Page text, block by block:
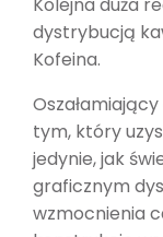
dystrybucją
Kofeina.
tym, który
jedynie, jak
graficznym
wzmocnienia